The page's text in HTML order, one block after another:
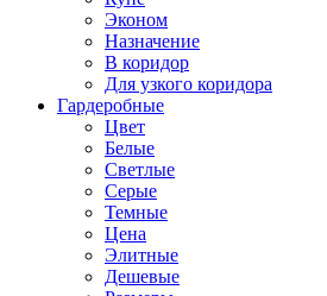
Эконом
Назначение
В коридор
Для узкого коридора
Гардеробные
Цвет
Белые
Светлые
Серые
Темные
Цена
Элитные
Дешевые